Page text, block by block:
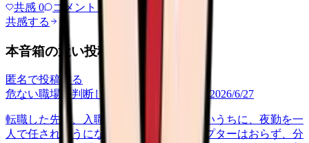
共感 0 コメント
共感する
本音箱の近い投稿
匿名で投稿する
危ない職場か判断してほしい
2026/6/27
転職した先で、入職して二ヶ月も経たないうちに、夜勤を一
人で任されそうになっています。プリセプターはおらず、分